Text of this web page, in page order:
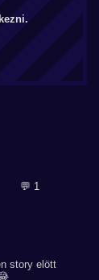
💬 1
story elött